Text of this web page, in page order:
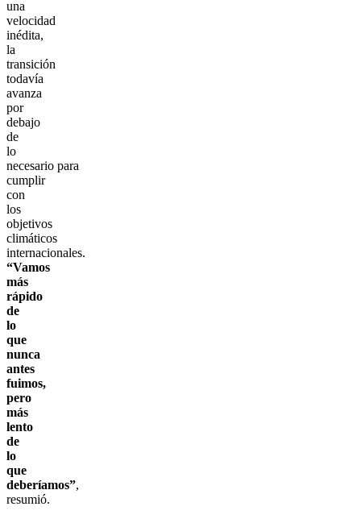
una
velocidad
inédita,
la
transición
todavía
avanza
por
debajo
de
lo
necesario para
cumplir
con
los
objetivos
climáticos
internacionales.
“Vamos
más
rápido
de
lo
que
nunca
antes
fuimos,
pero
más
lento
de
lo
que
deberíamos”,
resumió.